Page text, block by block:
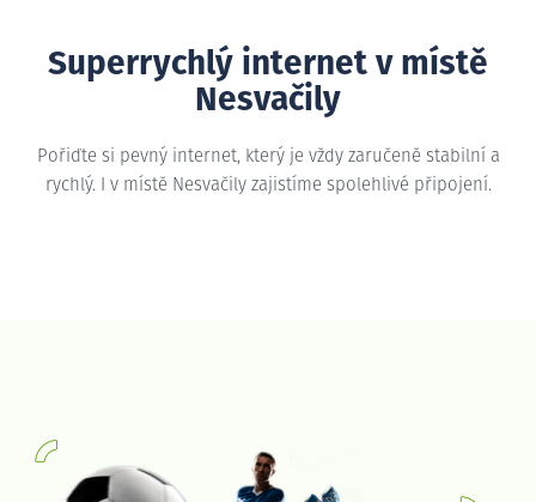
Superrychlý internet v místě
Nesvačily
Pořiďte si pevný internet, který je vždy zaručeně stabilní a
rychlý. I v místě Nesvačily zajistíme spolehlivé připojení.